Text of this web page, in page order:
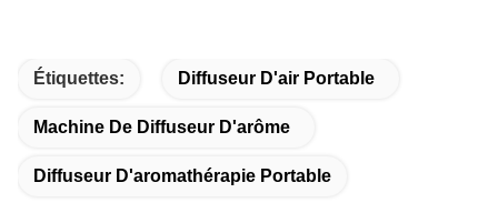
Étiquettes: Diffuseur D'air Portable
Machine De Diffuseur D'arôme
Diffuseur D'aromathérapie Portable